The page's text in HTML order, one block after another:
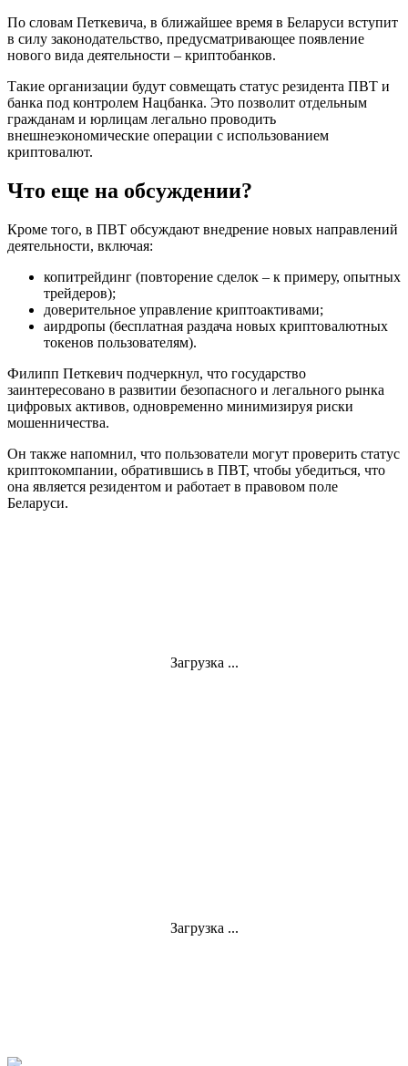
По словам Петкевича, в ближайшее время в Беларуси вступит
в силу законодательство, предусматривающее появление
нового вида деятельности – криптобанков.
Такие организации будут совмещать статус резидента ПВТ и
банка под контролем Нацбанка. Это позволит отдельным
гражданам и юрлицам легально проводить
внешнеэкономические операции с использованием
криптовалют.
Что еще на обсуждении?
Кроме того, в ПВТ обсуждают внедрение новых направлений
деятельности, включая:
копитрейдинг (повторение сделок – к примеру, опытных
трейдеров);
доверительное управление криптоактивами;
аирдропы (бесплатная раздача новых криптовалютных
токенов пользователям).
Филипп Петкевич подчеркнул, что государство
заинтересовано в развитии безопасного и легального рынка
цифровых активов, одновременно минимизируя риски
мошенничества.
Он также напомнил, что пользователи могут проверить статус
криптокомпании, обратившись в ПВТ, чтобы убедиться, что
она является резидентом и работает в правовом поле
Беларуси.
Загрузка ...
Загрузка ...